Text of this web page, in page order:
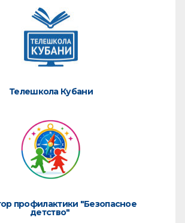
Телешкола Кубани
профилактики "Безопасное
детство"